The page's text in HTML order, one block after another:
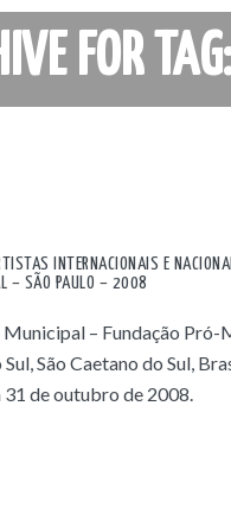
FOR
INTERNACIONAIS E
– SÃO PAULO – 2008
– Fundação Pró-
São Caetano do Sul,
de outubro de 2008.